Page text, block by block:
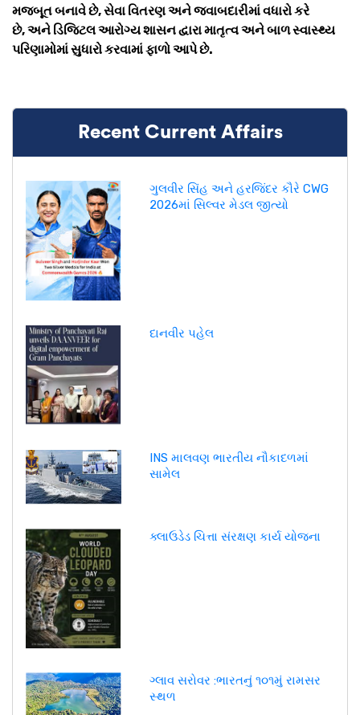
મજબૂત બનાવે છે, સેવા વિતરણ અને જવાબદારીમાં વધારો કરે
છે, અને ડિજિટલ આરોગ્ય શાસન દ્વારા માતૃત્વ અને બાળ સ્વાસ્થ્ય
પરિણામોમાં સુધારો કરવામાં ફાળો આપે છે.
Recent Current Affairs
ગુલવીર સિંહ અને હરજિંદર કૌરે CWG
2026માં સિલ્વર મેડલ જીત્યો
દાનવીર પહેલ
INS માલવણ ભારતીય નૌકાદળમાં
સામેલ
ક્લાઉડેડ ચિત્તા સંરક્ષણ કાર્ય યોજના
ગ્લાવ સરોવર :ભારતનું ૧૦૧મું રામસર
સ્થળ